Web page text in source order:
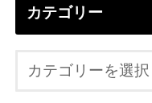
カテゴリー